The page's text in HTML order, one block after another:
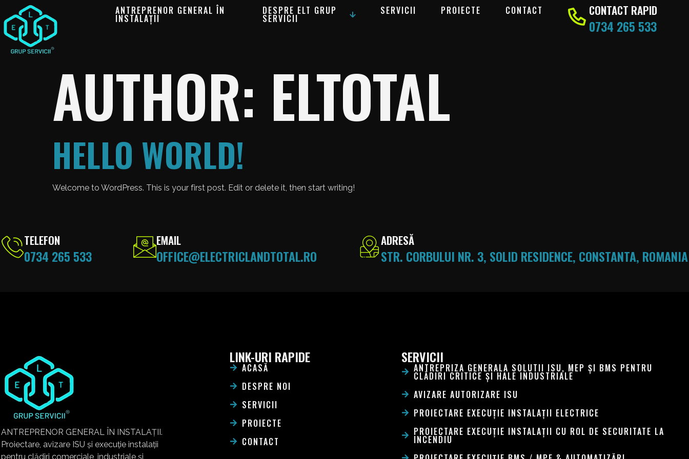
ANTREPRENOR GENERAL ÎN
INSTALAȚII
DESPRE ELT GRUP
SERVICII
SERVICII PROIECTE CONTACT CONTACT RAPID
0734 265 533
AUTHOR: ELTOTAL
HELLO WORLD!
Welcome to WordPress. This is your first post. Edit or delete it, then start writing!
TELEFON
0734 265 533
EMAIL
OFFICE@ELECTRICLANDTOTAL.RO
ADRESĂ
STR. CORBULUI NR. 3, SOLID RESIDENCE, CONSTANTA, ROMANIA
ANTREPRENOR GENERAL ÎN INSTALAȚII.
Proiectare, avizare ISU și execuție instalații
pentru clădiri comerciale, industriale și
LINK-URI RAPIDE
ACASĂ
DESPRE NOI
SERVICII
PROIECTE
CONTACT
SERVICII
ANTREPRIZA GENERALA SOLUTII ISU, MEP ȘI BMS PENTRU
CLĂDIRI CRITICE ȘI HALE INDUSTRIALE
AVIZARE AUTORIZARE ISU
PROIECTARE EXECUȚIE INSTALAȚII ELECTRICE
PROIECTARE EXECUȚIE INSTALAȚII CU ROL DE SECURITATE LA
INCENDIU